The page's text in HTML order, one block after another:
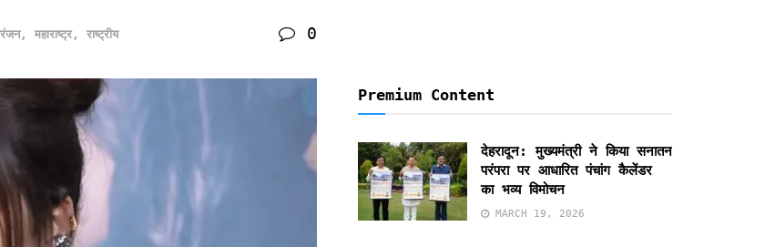
, महाराष्ट्र, राष्ट्रीय 0
Premium Content
देहरादून: मुख्यमंत्री ने किया सनातन
परंपरा पर आधारित पंचांग कैलेंडर
का भव्य विमोचन
MARCH 19, 2026